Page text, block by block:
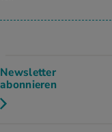
Newsletter
abonnieren